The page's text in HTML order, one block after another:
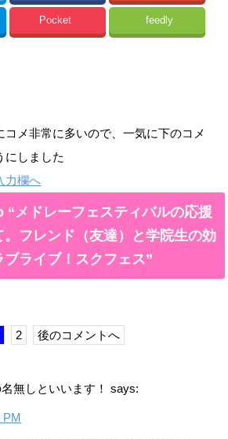
Pocket feedly
コメ非常に多いので、一気に下のコメ
にしました
力欄へ
メドレーフェスティバルの応援
フレンド（友達）と学院生の効
ライブ！スクフェス”
2 後のコメントへ
無しといいます！
says:
PM